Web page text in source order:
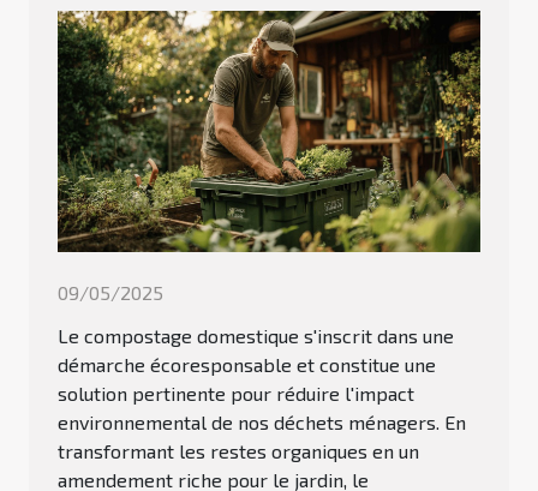
09/05/2025
Le compostage domestique s'inscrit dans une
démarche écoresponsable et constitue une
solution pertinente pour réduire l'impact
environnemental de nos déchets ménagers. En
transformant les restes organiques en un
amendement riche pour le jardin, le